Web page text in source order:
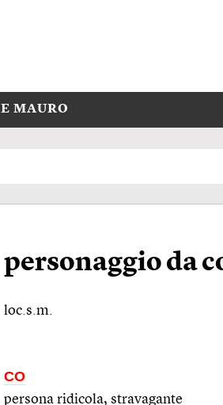
MAURO
personaggio da
loc.s.m.
CO
persona ridicola, stravagante